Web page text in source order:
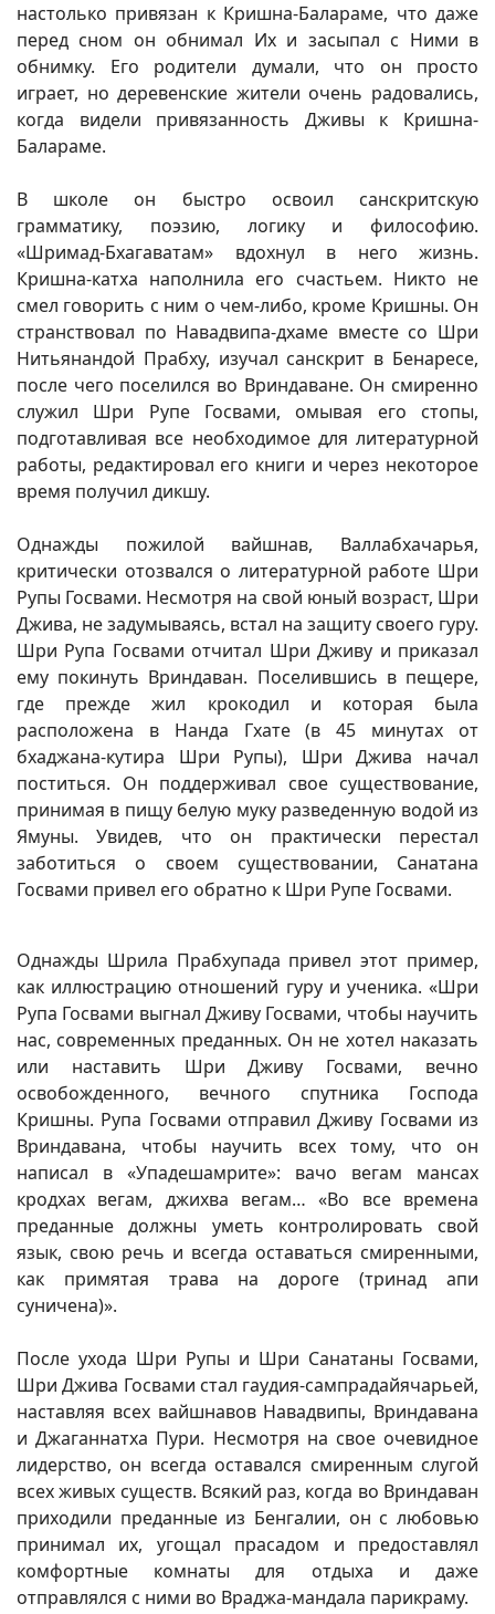
настолько привязан к Кришна-Балараме, что даже
перед сном он обнимал Их и засыпал с Ними в
обнимку. Его родители думали, что он просто
играет, но деревенские жители очень радовались,
когда видели привязанность Дживы к Кришна-
Балараме.
В школе он быстро освоил санскритскую
грамматику, поэзию, логику и философию.
«Шримад-Бхагаватам» вдохнул в него жизнь.
Кришна-катха наполнила его счастьем. Никто не
смел говорить с ним о чем-либо, кроме Кришны. Он
странствовал по Навадвипа-дхаме вместе со Шри
Нитьянандой Прабху, изучал санскрит в Бенаресе,
после чего поселился во Вриндаване. Он смиренно
служил Шри Рупе Госвами, омывая его стопы,
подготавливая все необходимое для литературной
работы, редактировал его книги и через некоторое
время получил дикшу.
Однажды пожилой вайшнав, Валлабхачарья,
критически отозвался о литературной работе Шри
Рупы Госвами. Несмотря на свой юный возраст, Шри
Джива, не задумываясь, встал на защиту своего гуру.
Шри Рупа Госвами отчитал Шри Дживу и приказал
ему покинуть Вриндаван. Поселившись в пещере,
где прежде жил крокодил и которая была
расположена в Нанда Гхате (в 45 минутах от
бхаджана-кутира Шри Рупы), Шри Джива начал
поститься. Он поддерживал свое существование,
принимая в пищу белую муку разведенную водой из
Ямуны. Увидев, что он практически перестал
заботиться о своем существовании, Санатана
Госвами привел его обратно к Шри Рупе Госвами.
Однажды Шрила Прабхупада привел этот пример,
как иллюстрацию отношений гуру и ученика. «Шри
Рупа Госвами выгнал Дживу Госвами, чтобы научить
нас, современных преданных. Он не хотел наказать
или наставить Шри Дживу Госвами, вечно
освобожденного, вечного спутника Господа
Кришны. Рупа Госвами отправил Дживу Госвами из
Вриндавана, чтобы научить всех тому, что он
написал в «Упадешамрите»: вачо вегам мансах
кродхах вегам, джихва вегам… «Во все времена
преданные должны уметь контролировать свой
язык, свою речь и всегда оставаться смиренными,
как примятая трава на дороге (тринад апи
суничена)».
После ухода Шри Рупы и Шри Санатаны Госвами,
Шри Джива Госвами стал гаудия-сампрадайячарьей,
наставляя всех вайшнавов Навадвипы, Вриндавана
и Джаганнатха Пури. Несмотря на свое очевидное
лидерство, он всегда оставался смиренным слугой
всех живых существ. Всякий раз, когда во Вриндаван
приходили преданные из Бенгалии, он с любовью
принимал их, угощал прасадом и предоставлял
комфортные комнаты для отдыха и даже
отправлялся с ними во Враджа-мандала парикраму.